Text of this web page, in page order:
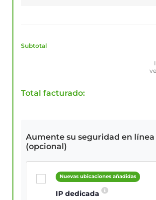
Subtotal
Total facturado:
Aumente su seguridad en línea
(opcional)
Nuevas ubicaciones añadidas
IP dedicada